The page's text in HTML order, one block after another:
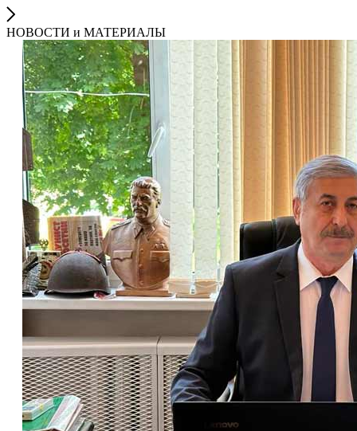
НОВОСТИ и МАТЕРИАЛЫ